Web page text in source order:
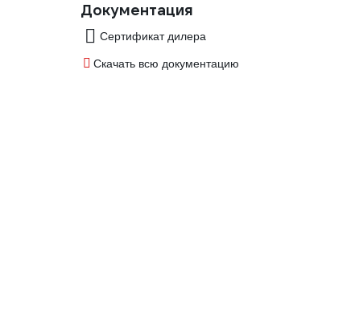
Документация
Сертификат дилера
Скачать всю документацию